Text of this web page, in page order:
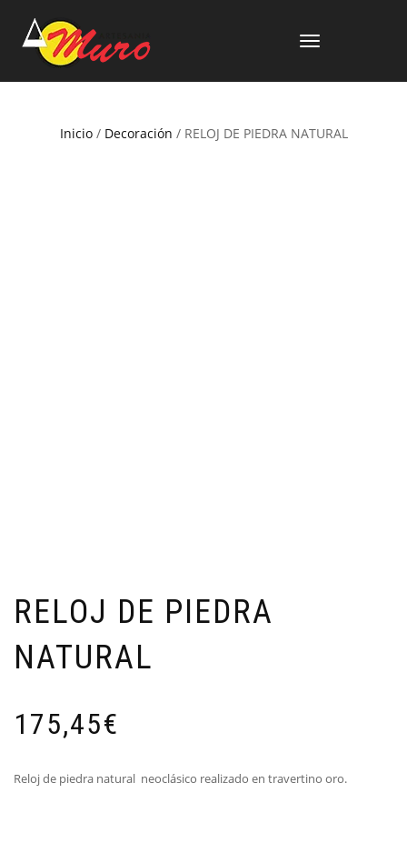
CAMBIAR
Inicio/ Decoración / RELOJ DE PIEDRA NATURAL
RELOJ DE PIEDRA
NATURAL
175,45€
Reloj de piedra natural neoclásico realizado en travertino oro.